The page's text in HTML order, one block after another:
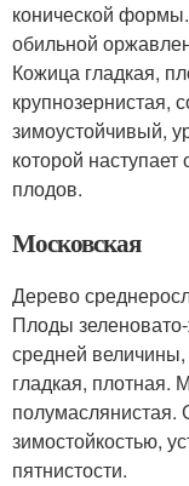
конической
обильной
Кожица гладкая,
крупнозернистая,
зимоустойчивый,
которой
плодов.
Московская
Дерево
Плоды
средней
гладкая, плотная.
полумаслянистая.
зимостойкостью,
пятнистости.